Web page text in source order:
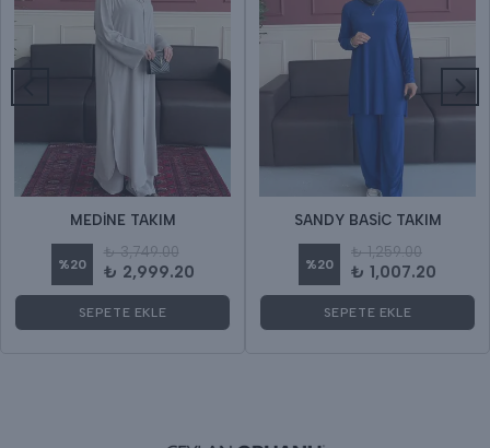
MEDİNE TAKIM
%20
₺ 3,749.00
₺ 2,999.20
SEPETE EKLE
SANDY BASİC TAKIM
%20
₺ 1,259.00
₺ 1,007.20
SEPETE EKLE